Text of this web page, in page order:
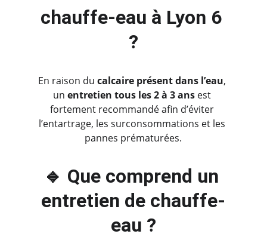
chauffe-eau à Lyon 6
?
En raison du calcaire présent dans l’eau,
un entretien tous les 2 à 3 ans est
fortement recommandé afin d’éviter
l’entartrage, les surconsommations et les
pannes prématurées.
🔹 Que comprend un
entretien de chauffe-
eau ?